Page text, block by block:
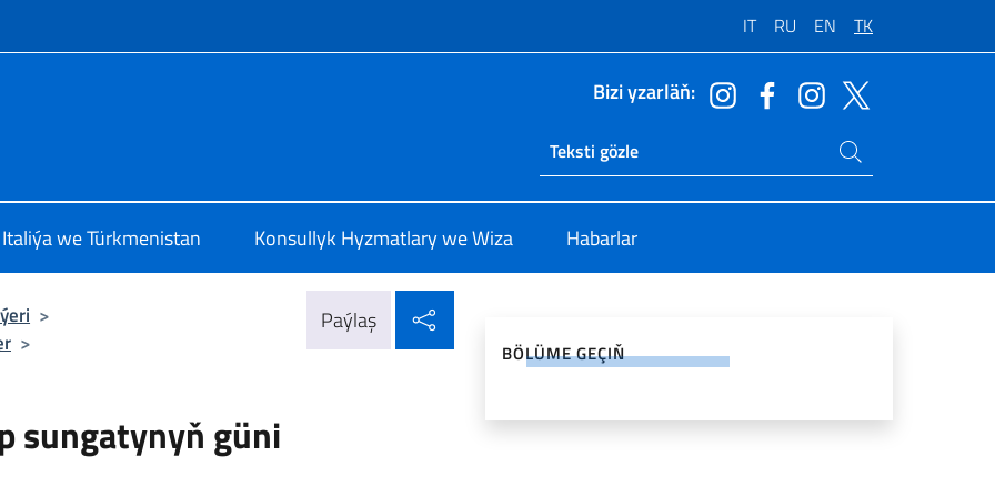
IT RU EN TK
Bizi yzarläň:
Ricerca sito live
Sahypada gözle
Italiýa we Türkmenistan Konsullyk Hyzmatlary we Wiza Habarlar
>
>
Paýlaş
sungatynyň güni
BÖLÜME GEÇIŇ